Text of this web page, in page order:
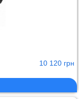
10 120 грн